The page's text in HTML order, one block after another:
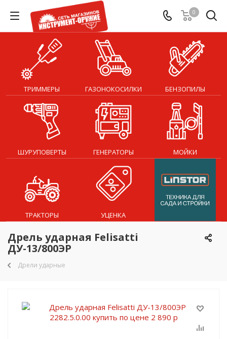
0
ТРИММЕРЫ ГАЗОНОКОСИЛКИ БЕНЗОПИЛЫ
ШУРУПОВЕРТЫ ГЕНЕРАТОРЫ МОЙКИ
ТРАКТОРЫ УЦЕНКА
Дрель ударная Felisatti
ДУ-13/800ЭР
Дрели ударные